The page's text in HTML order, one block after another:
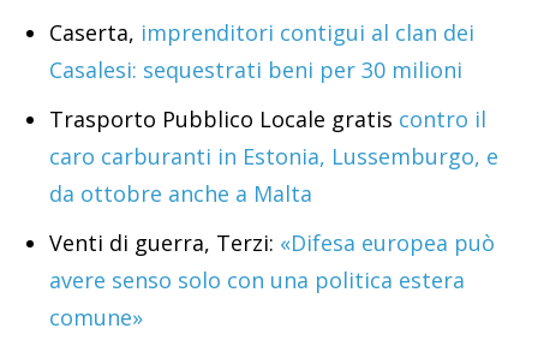
Caserta, imprenditori contigui al clan dei
Casalesi: sequestrati beni per 30 milioni
Trasporto Pubblico Locale gratis contro il
caro carburanti in Estonia, Lussemburgo, e
da ottobre anche a Malta
Venti di guerra, Terzi: «Difesa europea può
avere senso solo con una politica estera
comune»